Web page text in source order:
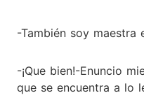
-También soy maestra
-¡Que bien!-Enuncio
que se encuentra a lo